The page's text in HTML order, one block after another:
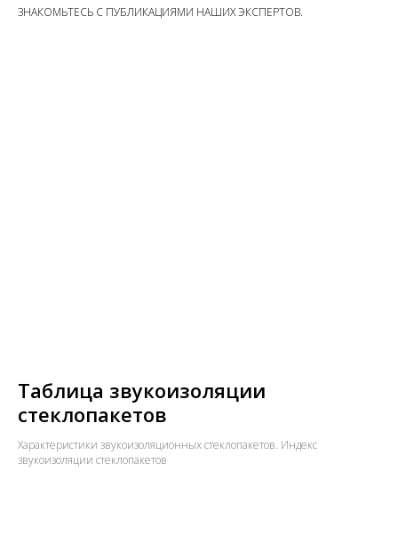
ЗНАКОМЬТЕСЬ С ПУБЛИКАЦИЯМИ НАШИХ ЭКСПЕРТОВ.
Таблица звукоизоляции
стеклопакетов
Характеристики звукоизоляционных стеклопакетов. Индекс
звукоизоляции стеклопакетов